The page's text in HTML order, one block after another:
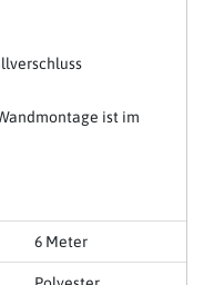
ist im
6 Meter